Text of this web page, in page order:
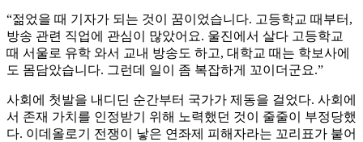
“젊었을 때 기자가 되는 것이 꿈이었습니다. 고등학교 때부터,
방송 관련 직업에 관심이 많았어요. 울진에서 살다 고등학교
때 서울로 유학 와서 교내 방송도 하고, 대학교 때는 학보사에
도 몸담았습니다. 그런데 일이 좀 복잡하게 꼬이더군요.”
사회에 첫발을 내디딘 순간부터 국가가 제동을 걸었다. 사회에
서 존재 가치를 인정받기 위해 노력했던 것이 줄줄이 부정당했
다. 이데올로기 전쟁이 낳은 연좌제 피해자라는 꼬리표가 붙어